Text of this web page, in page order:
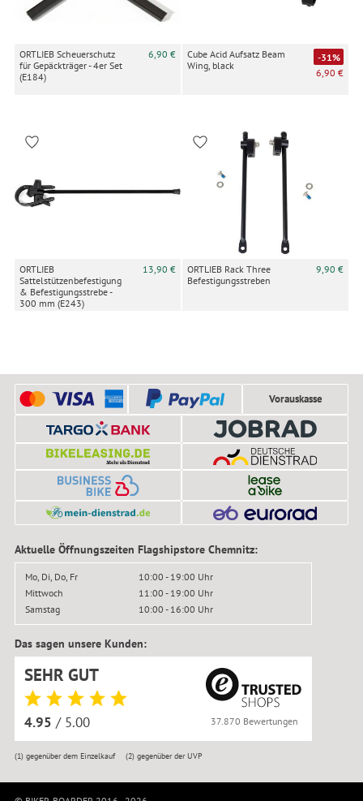
ORTLIEB Scheuerschutz
für Gepäckträger - 4er Set
(E184)
6,90 €
Cube Acid Aufsatz Beam
Wing, black
-31%
6,90 €
ORTLIEB
Sattelstützenbefestigung
& Befestigungsstrebe -
300 mm (E243)
13,90 €
ORTLIEB Rack Three
Befestigungsstreben
9,90 €
Vorauskasse
Aktuelle Öffnungszeiten Flagshipstore Chemnitz:
Mo, Di, Do, Fr
10:00 - 19:00 Uhr
Mittwoch
11:00 - 19:00 Uhr
Samstag
10:00 - 16:00 Uhr
Das sagen unsere Kunden:
SEHR GUT
4.95 / 5.00 37.870 Bewertungen
(1)gegenüber dem Einzelkauf (2) gegenüber der UVP